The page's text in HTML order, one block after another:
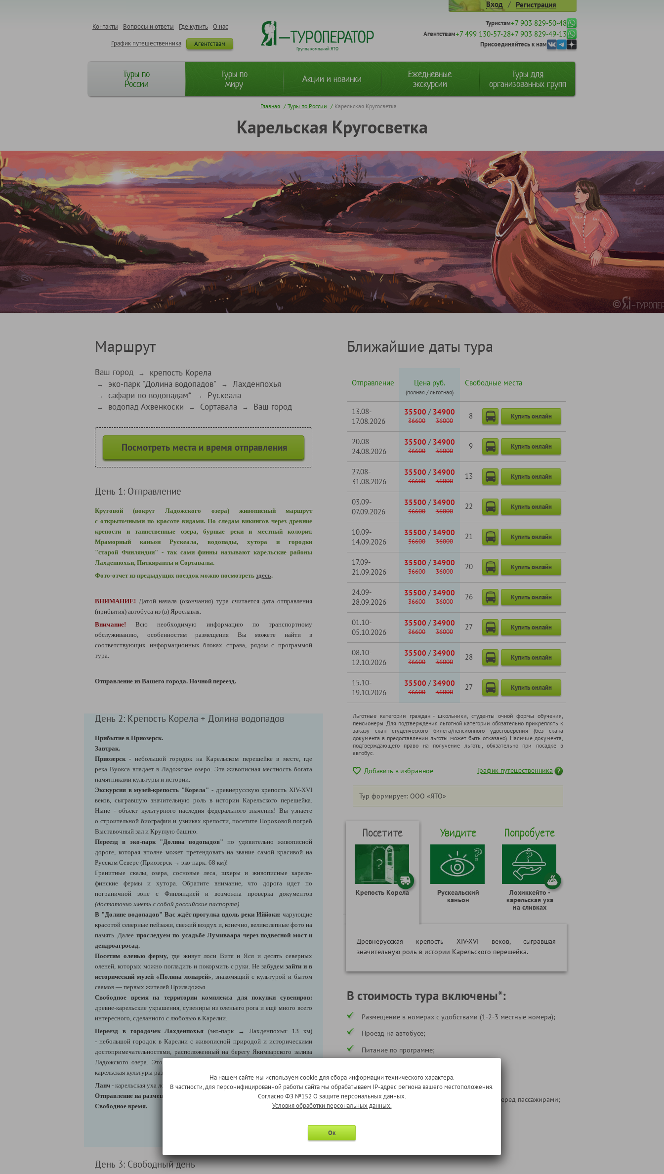
Вход / Регистрация
О нас
Где купить
Вопросы и ответы
Контакты
Агентствам
График путешественника
Группа компаний ЯТО
Туристам+7 903 829-50-48
Агентствам+7 499 130-57-28+7 903 829-49-13
Присоединяйтесь к нам
Туры по
России
Туры по
миру
Акции и новинки
Ежедневные
экскурсии
Туры для
организованных групп
Главная / Туры по России / Карельская Кругосветка
Карельская Кругосветка
Маршрут
Ваш город → крепость Корела
→ эко-парк "Долина водопадов" → Лахденпохья
→ сафари по водопадам* → Рускеала
→ водопад Ахвенкоски → Сортавала → Ваш город
Посмотреть места и время отправления
День 1: Отправление
Круговой (вокруг Ладожского озера) живописный маршрут
с открыточными по красоте видами. По следам викингов через древние
крепости и таинственные озера, бурные реки и местный колорит.
Мраморный каньон Рускеала, водопады, хутора и городки
"старой Финляндии" - так сами финны называют карельские районы
Лахденпохьи, Питкяранты и Сортавалы.
Фото-отчет из предыдущих поездок можно посмотреть здесь.
ВНИМАНИЕ! Датой начала (окончания) тура считается дата отправления
(прибытия) автобуса из (в) Ярославля.
Внимание!
Всю необходимую информацию по транспортному
обслуживанию, особенностям размещения Вы можете найти в
соответствующих информационных блоках справа, рядом с программой
тура.
Отправление из Вашего города. Ночной переезд.
День 2: Крепость Корела + Долина водопадов
Прибытие в Приозерск.
Завтрак.
Приозерск- небольшой городок на Карельском перешейке в месте, где
река Вуокса впадает в Ладожское озеро. Эта живописная местность богата
памятниками культуры и истории.
Экскурсия в музей-крепость "Корела" - древнерусскую крепость XIV-XVI
веков, сыгравшую значительную роль в истории Карельского перешейка.
Ныне - объект культурного наследия федерального значения! Вы узнаете
о строительной биографии и узниках крепости, посетите Пороховой погреб
Выставочный зал и Круглую башню.
Переезд в эко-парк "Долина водопадов"по удивительно живописной
дороге, которая вполне может претендовать на звание самой красивой на
Русском Севере (Приозерск → эко-парк: 68 км)!
Гранитные скалы, озера, сосновые леса, шхеры и живописные карело-
финские фермы и хутора. Обратите внимание, что дорога идет по
пограничной зоне с Финляндией и возможна проверка документов
(достаточно иметь с собой российские паспорта).
В "Долине водопадов" Вас ждёт прогулка вдоль реки Иййоки: чарующие
красотой северные пейзажи, свежий воздух и, конечно, великолепные фото на
память. Далее проследуем по усадьбе Лумиваара через подвесной мост и
дендроагросад.
Посетим оленью ферму, где живут лоси Витя и Яся и десять северных
оленей, которых можно погладить и покормить с руки. Не забудемзайти и в
исторический музей «Поляна лопарей» , знакомящий с культурой и бытом
саамов — первых жителей Приладожья.
Свободное время на территории комплекса для покупки сувениров:
древне-карельские украшения, сувениры из оленьего рога и ещё много всего
интересного, сделанного с любовью в Карелии.
Переезд в городочек Лахденпохья (эко-парк → Лахденпохья: 13 км)
-небольшой городок в Карелии с живописной природой и историческими
достопримечательностями, расположенный на берегу Якимварского залива
Ладожского озера. Это уютное место с богатой историей, где финская и
карельская культуры разных эпох переплетаются с русской.
Ланч - карельская уха лохиккейто, карельские калитки и чай.
Отправление на размещение в гостинице.
Свободное время.
День 3: Свободный день
Ближайшие даты тура
Отправление Цена руб.
(полная / льготная)
Свободные места
13.08-
17.08.2026
35500 / 34900
36600 36000
8 Купить онлайн
20.08-
24.08.2026
35500 / 34900
36600 36000
9 Купить онлайн
27.08-
31.08.2026
35500 / 34900
36600 36000
13 Купить онлайн
03.09-
07.09.2026
35500 / 34900
36600 36000
22 Купить онлайн
10.09-
14.09.2026
35500 / 34900
36600 36000
21 Купить онлайн
17.09-
21.09.2026
35500 / 34900
36600 36000
20 Купить онлайн
24.09-
28.09.2026
35500 / 34900
36600 36000
26 Купить онлайн
01.10-
05.10.2026
35500 / 34900
36600 36000
27 Купить онлайн
08.10-
12.10.2026
35500 / 34900
36600 36000
28 Купить онлайн
15.10-
19.10.2026
35500 / 34900
36600 36000
27 Купить онлайн
Льготные категории граждан - школьники, cтуденты очной формы обучения,
пенсионеры. Для подтверждения льготной категории обязательно прикреплять к
заказу скан студенческого билета/пенсионного удостоверения (без скана
документа в предоставлении льготы может быть отказано). Наличие документа,
подтверждающего право на получение льготы, обязательно при посадке в
автобус.
Добавить в избранное График путешественника
Тур формирует: ООО «ЯТО»
Посетите
Крепость Корела
Увидите
Рускеальский
каньон
Попробуете
Лохиккейто -
карельская уха
на сливках
Древнерусская крепость XIV-XVI веков, сыгравшая
значительную роль в истории Карельского перешейка.
В стоимость тура включены*:
Размещение в номерах с удобствами (1-2-3 местные номера);
Проезд на автобусе;
Питание по программе;
Услуги сопровождающего на маршруте;
Страхование ответственности перевозчика перед пассажирами;
В стоимость тура не входит:
На нашем сайте мы используем cookie для сбора информации технического характера.
В частности, для персонифицированной работы сайта мы обрабатываем IP-адрес региона вашего местоположения.
Согласно ФЗ №152 О защите персональных данных.
Условия обработки персональных данных.
Ок